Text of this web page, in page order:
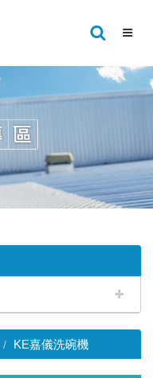
KE嘉儀洗碗機